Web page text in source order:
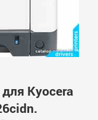
Kyocera